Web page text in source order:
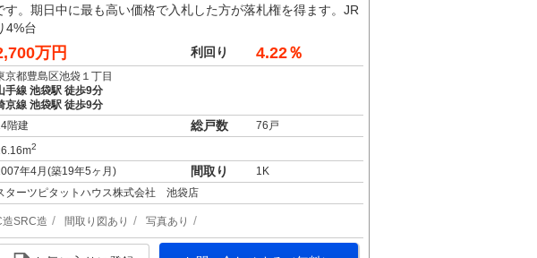
す。期日中に最も高い価格で入札した方が落札権を得ます。JR
4%台
万円 利回り 4.22％
京都豊島区池袋１丁目
手線 池袋駅 徒歩9分
京線 池袋駅 徒歩9分
階建 総戸数 76戸
2
年4月(築19年5ヶ月) 間取り 1K
ターツピタットハウス株式会社 池袋店
造SRC造 間取り図あり 写真あり